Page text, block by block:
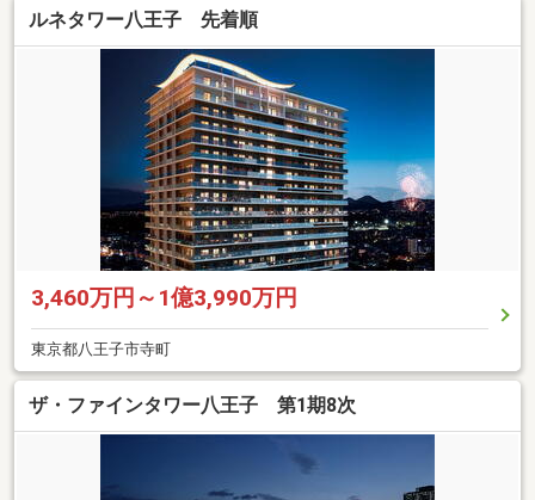
ルネタワー八王子 先着順
3,460万円～1億3,990万円
東京都八王子市寺町
ザ・ファインタワー八王子 第1期8次